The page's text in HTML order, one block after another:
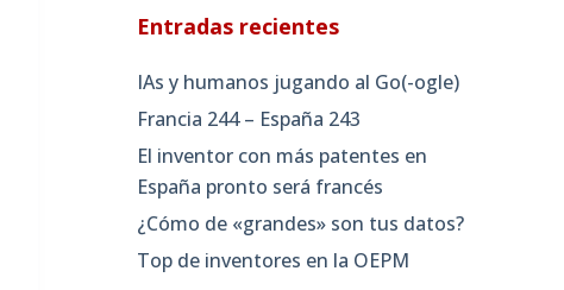
Entradas recientes
IAs y humanos jugando al Go(-ogle)
Francia 244 – España 243
El inventor con más patentes en
España pronto será francés
¿Cómo de «grandes» son tus datos?
Top de inventores en la OEPM